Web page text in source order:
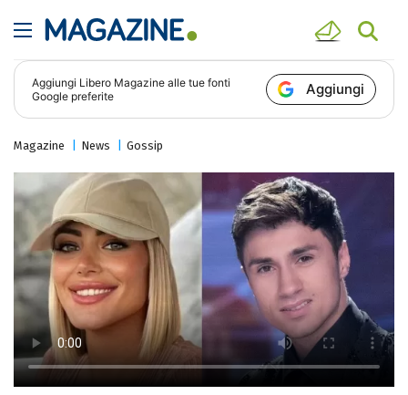
Aggiungi Libero Magazine alle tue fonti
Google preferite
Aggiungi
Magazine News Gossip